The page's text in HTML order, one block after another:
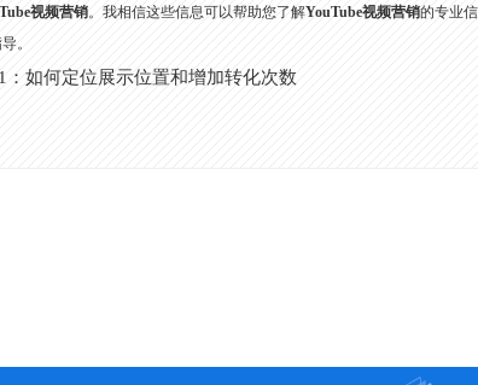
视频营销。我相信这些信息可以帮助您了解YouTube视频营销的专业
。
：如何定位展示位置和增加转化次数